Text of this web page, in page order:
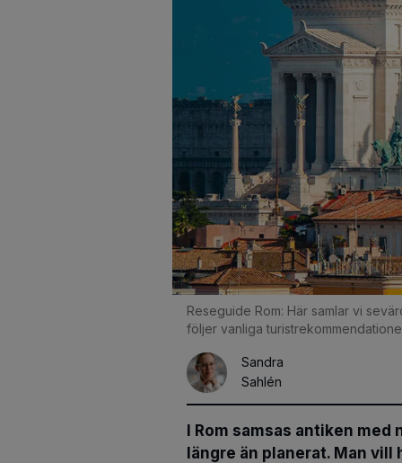
Reseguide Rom: Här samlar vi
följer vanliga
Sandra
Sahlén
I Rom samsas antiken
längre än planerat. Man